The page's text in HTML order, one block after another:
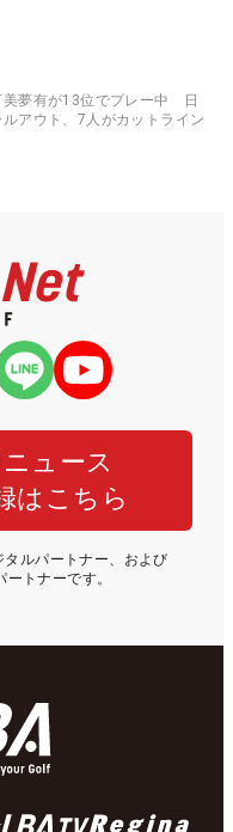
美夢有が13位でプレー中 日
アウト、7人がカットライン
ュース
はこちら
ルパートナー、および
トナーです。